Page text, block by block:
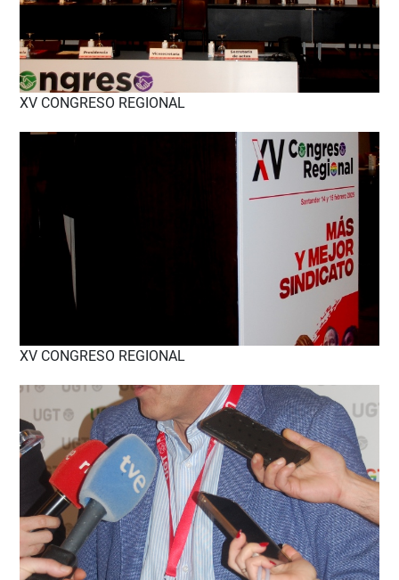
XV CONGRESO REGIONAL
XV CONGRESO REGIONAL